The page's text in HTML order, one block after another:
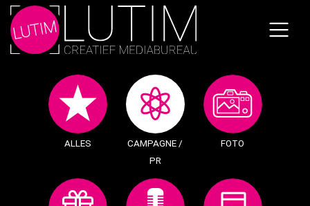
Skip
to
the
ALLES
CAMPAGNE /
PR
FOTO